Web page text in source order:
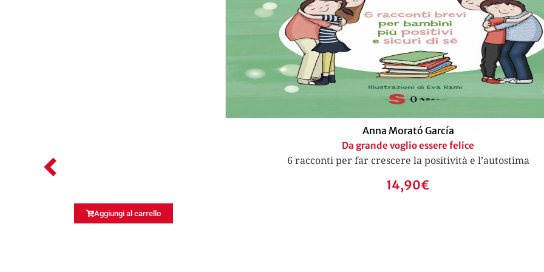
Anna Morató García
Da grande voglio essere felice
6 racconti per far crescere la positività e l’autostima
14,90€
Aggiungi al carrello